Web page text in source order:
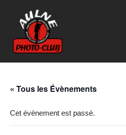
Aller
au
contenu
« Tous les Évènements
Cet évènement est passé.